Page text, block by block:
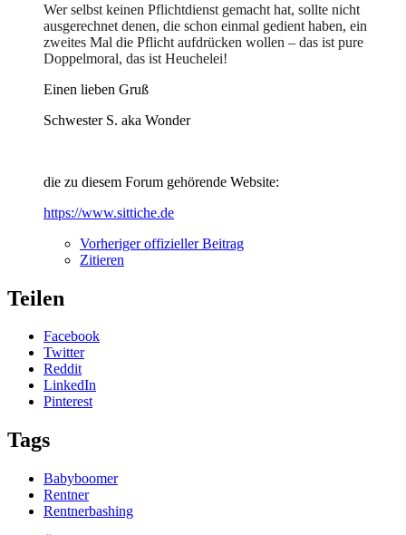
Wer selbst keinen Pflichtdienst gemacht hat, sollte nicht
ausgerechnet denen, die schon einmal gedient haben, ein
zweites Mal die Pflicht aufdrücken wollen – das ist pure
Doppelmoral, das ist Heuchelei!
Einen lieben Gruß
Schwester S. aka Wonder
die zu diesem Forum gehörende Website:
https://www.sittiche.de
Vorheriger offizieller Beitrag
Zitieren
Teilen
Facebook
Twitter
Reddit
LinkedIn
Pinterest
Tags
Babyboomer
Rentner
Rentnerbashing